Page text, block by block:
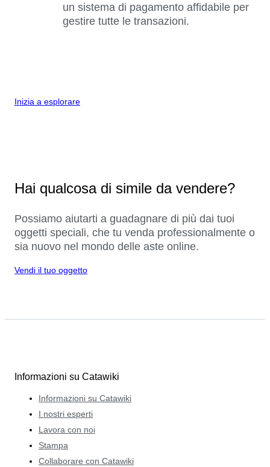
un sistema di pagamento affidabile per
gestire tutte le transazioni.
Inizia a esplorare
Hai qualcosa di simile da vendere?
Possiamo aiutarti a guadagnare di più dai tuoi
oggetti speciali, che tu venda professionalmente o
sia nuovo nel mondo delle aste online.
Vendi il tuo oggetto
Informazioni su Catawiki
Informazioni su Catawiki
I nostri esperti
Lavora con noi
Stampa
Collaborare con Catawiki